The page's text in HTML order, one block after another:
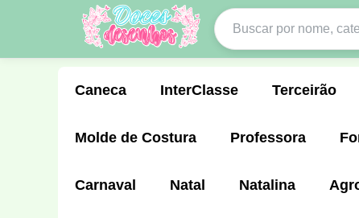
Caneca InterClasse Terceirão
Molde de Costura Professora
Carnaval Natal Natalina